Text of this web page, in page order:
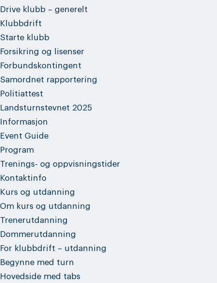
Drive klubb – generelt
Klubbdrift
Starte klubb
Forsikring og lisenser
Forbundskontingent
Samordnet rapportering
Politiattest
Landsturnstevnet 2025
Informasjon
Event Guide
Program
Trenings- og oppvisningstider
Kontaktinfo
Kurs og utdanning
Om kurs og utdanning
Trenerutdanning
Dommerutdanning
For klubbdrift – utdanning
Begynne med turn
Hovedside med tabs